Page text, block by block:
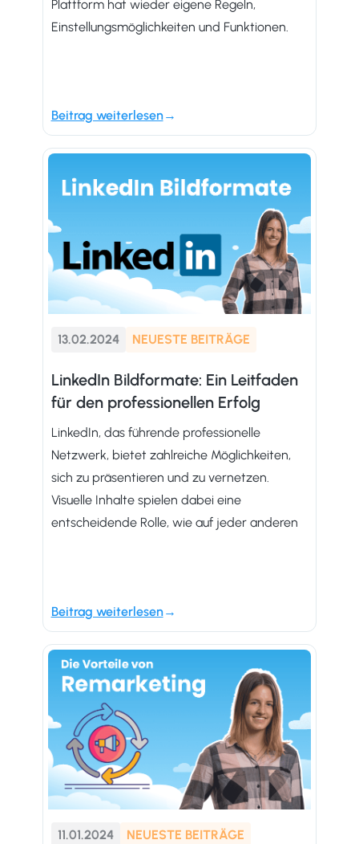
Plattform hat wieder eigene Regeln,
Einstellungsmöglichkeiten und Funktionen.
Beitrag weiterlesen
13.02.2024 NEUESTE BEITRÄGE
LinkedIn Bildformate: Ein Leitfaden
für den professionellen Erfolg
LinkedIn, das führende professionelle
Netzwerk, bietet zahlreiche Möglichkeiten,
sich zu präsentieren und zu vernetzen.
Visuelle Inhalte spielen dabei eine
entscheidende Rolle, wie auf jeder anderen
Beitrag weiterlesen
11.01.2024 NEUESTE BEITRÄGE